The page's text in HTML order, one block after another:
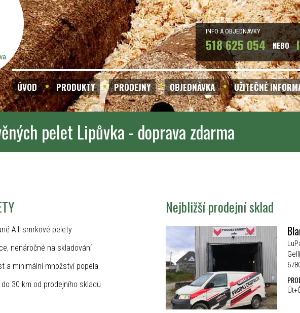
INFO A OBJEDNÁVKY
518 625 054 NEBO
ÚVOD PRODUKTY PRODEJNY OBJEDNÁVKA UŽITEČNÉ
pelet Lipůvka - doprava zdarma
A1 smrkové pelety
nenáročné na skladování
a minimální množství popela
do 30 km od prodejního skladu
Nejbližší prodejní sklad